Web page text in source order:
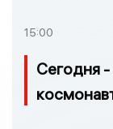
15:00
Сегодня